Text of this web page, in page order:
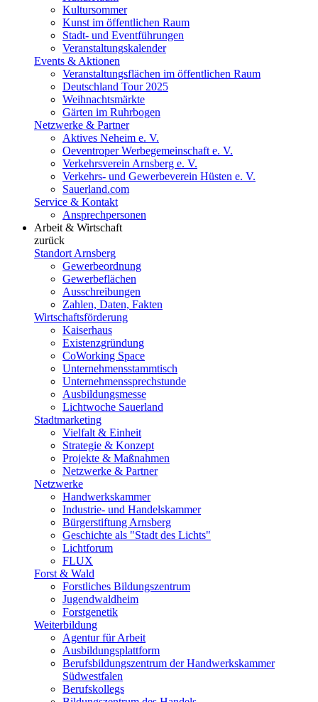
Kultursommer
Kunst im öffentlichen Raum
Stadt- und Eventführungen
Veranstaltungskalender
Events & Aktionen
Veranstaltungsflächen im öffentlichen Raum
Deutschland Tour 2025
Weihnachtsmärkte
Gärten im Ruhrbogen
Netzwerke & Partner
Aktives Neheim e. V.
Oeventroper Werbegemeinschaft e. V.
Verkehrsverein Arnsberg e. V.
Verkehrs- und Gewerbeverein Hüsten e. V.
Sauerland.com
Service & Kontakt
Ansprechpersonen
Arbeit & Wirtschaft
zurück
Standort Arnsberg
Gewerbeordnung
Gewerbeflächen
Ausschreibungen
Zahlen, Daten, Fakten
Wirtschaftsförderung
Kaiserhaus
Existenzgründung
CoWorking Space
Unternehmensstammtisch
Unternehmenssprechstunde
Ausbildungsmesse
Lichtwoche Sauerland
Stadtmarketing
Vielfalt & Einheit
Strategie & Konzept
Projekte & Maßnahmen
Netzwerke & Partner
Netzwerke
Handwerkskammer
Industrie- und Handelskammer
Bürgerstiftung Arnsberg
Geschichte als "Stadt des Lichts"
Lichtforum
FLUX
Forst & Wald
Forstliches Bildungszentrum
Jugendwaldheim
Forstgenetik
Weiterbildung
Agentur für Arbeit
Ausbildungsplattform
Berufsbildungszentrum der Handwerkskammer
Südwestfalen
Berufskollegs